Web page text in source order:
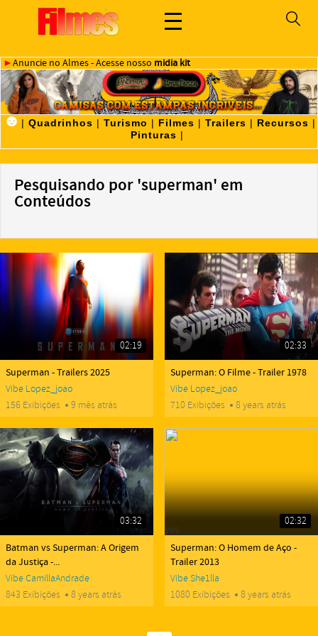
►Anuncie no Almes - Acesse nosso midia kit
☻| Quadrinhos | Turismo | Filmes | Trailers | Recursos |
Pinturas |
Pesquisando por 'superman' em
Conteúdos
02:19
Superman - Trailers 2025
Vibe Lopez_joao
156 Exibições
9 mês atrás
02:33
Superman: O Filme - Trailer 1978
Vibe Lopez_joao
710 Exibições
8 years atrás
03:32
Batman vs Superman: A Origem
da Justiça -...
VibeCamillaAndrade
843 Exibições
8 years atrás
yes
02:32
Superman: O Homem de Aço -
Trailer 2013
VibeShe1lla
1080 Exibições
8 years atrás